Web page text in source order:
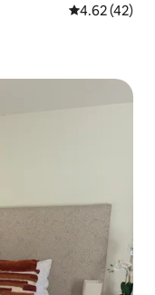
レビュー42
4.62 (42)